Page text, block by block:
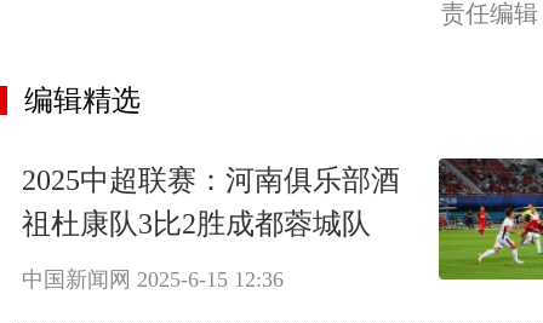
责任编
编辑精选
2025中超联赛：河南俱乐部酒
祖杜康队3比2胜成都蓉城队
中国新闻网 2025-6-15 12:36